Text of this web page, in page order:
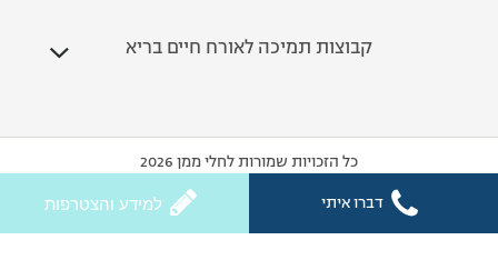
קבוצות תמיכה לאורח חיים בריא
כל הזכויות שמורות לחלי ממן 2026
דברו איתי למידע והצטרפות